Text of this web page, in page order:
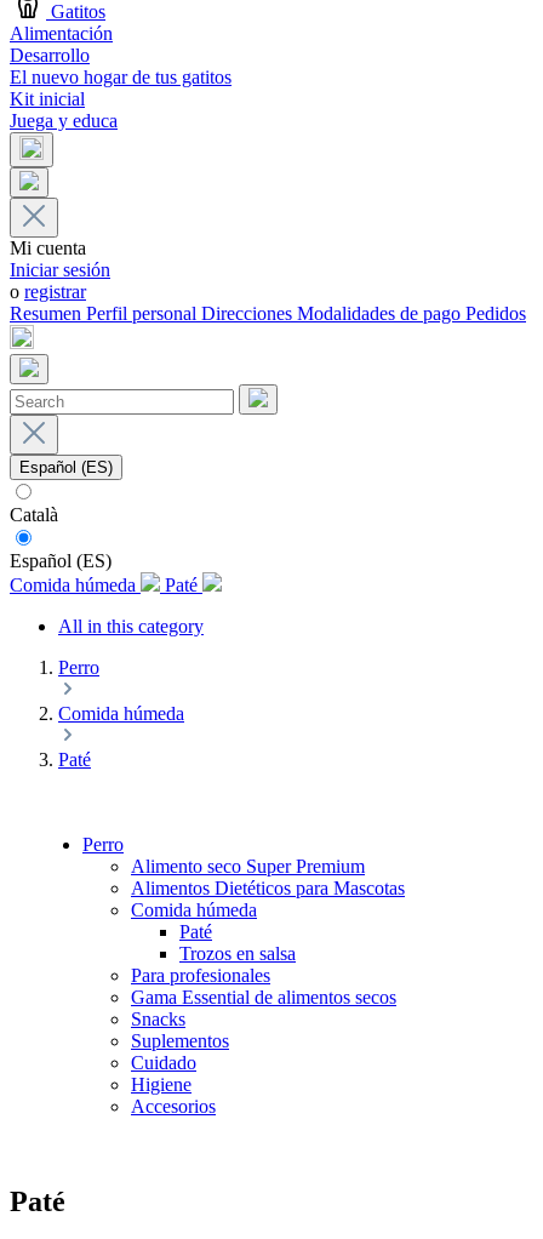
Gatitos
Alimentación
Desarrollo
El nuevo hogar de tus gatitos
Kit inicial
Juega y educa
Mi cuenta
Iniciar sesión
o registrar
Resumen Perfil personal Direcciones Modalidades de pago Pedidos
Español (ES)
Català
Español (ES)
Comida húmeda
Paté
All in this category
Perro
Comida húmeda
Paté
Perro
Alimento seco Super Premium
Alimentos Dietéticos para Mascotas
Comida húmeda
Paté
Trozos en salsa
Para profesionales
Gama Essential de alimentos secos
Snacks
Suplementos
Cuidado
Higiene
Accesorios
Paté